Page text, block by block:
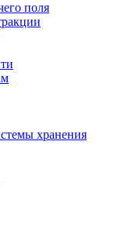
поля
хранения